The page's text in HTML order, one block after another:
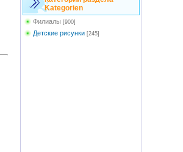
Kategorien
Филиалы [900]
Детские рисунки [245]